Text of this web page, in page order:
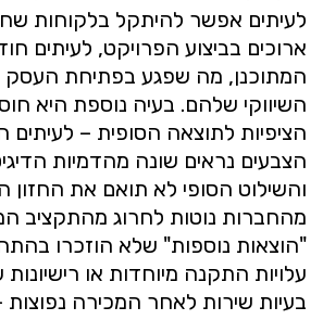
לעיתים אפשר להיתקל בלקוחות
ארוכים בביצוע הפרויקט, לעיתים
המתוכנן, מה שפגע בפתיחת העסק
השיווקי שלהם. בעיה נוספת היא
הציפיות לתוצאה הסופית – לעיתים
הצבעים נראים שונה מהדמיות
והשילוט הסופי לא תואם את החזון
מהחברות נוטות לחרוג מהתקציב
"הוצאות נוספות" שלא הוזכרו
עלויות התקנה מיוחדות או רישיונות
בעיות שירות לאחר המכירה